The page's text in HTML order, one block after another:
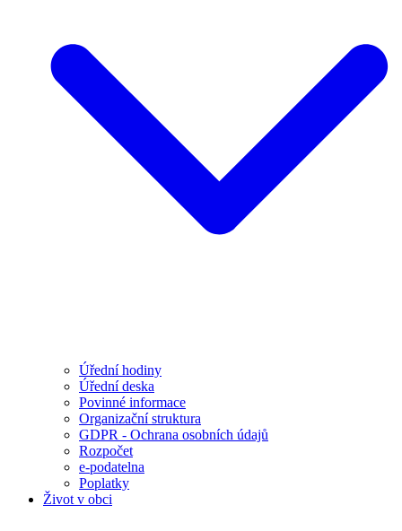
Úřední hodiny
Úřední deska
Povinné informace
Organizační struktura
GDPR - Ochrana osobních údajů
Rozpočet
e-podatelna
Poplatky
Život v obci